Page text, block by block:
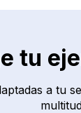
tu
a tu